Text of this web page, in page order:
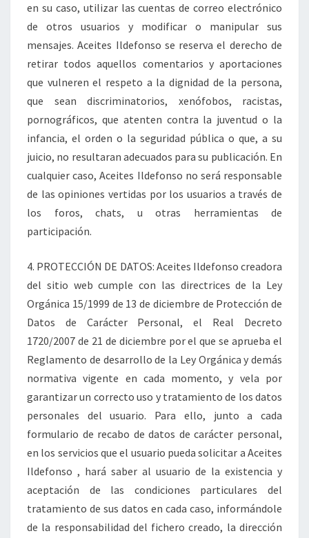
en su caso, utilizar las cuentas de correo electrónico
de otros usuarios y modificar o manipular sus
mensajes. Aceites Ildefonso se reserva el derecho de
retirar todos aquellos comentarios y aportaciones
que vulneren el respeto a la dignidad de la persona,
que sean discriminatorios, xenófobos, racistas,
pornográficos, que atenten contra la juventud o la
infancia, el orden o la seguridad pública o que, a su
juicio, no resultaran adecuados para su publicación. En
cualquier caso, Aceites Ildefonso no será responsable
de las opiniones vertidas por los usuarios a través de
los foros, chats, u otras herramientas de
participación.
4. PROTECCIÓN DE DATOS: Aceites Ildefonso creadora
del sitio web cumple con las directrices de la Ley
Orgánica 15/1999 de 13 de diciembre de Protección de
Datos de Carácter Personal, el Real Decreto
1720/2007 de 21 de diciembre por el que se aprueba el
Reglamento de desarrollo de la Ley Orgánica y demás
normativa vigente en cada momento, y vela por
garantizar un correcto uso y tratamiento de los datos
personales del usuario. Para ello, junto a cada
formulario de recabo de datos de carácter personal,
en los servicios que el usuario pueda solicitar a Aceites
Ildefonso , hará saber al usuario de la existencia y
aceptación de las condiciones particulares del
tratamiento de sus datos en cada caso, informándole
de la responsabilidad del fichero creado, la dirección